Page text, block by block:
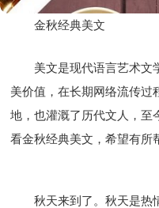
金秋经典美文
美文是现代语言艺术文
美价值，在长期网络流传过
地，也灌溉了历代文人，至
看金秋经典美文，希望有所
秋天来到了。秋天是热